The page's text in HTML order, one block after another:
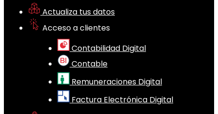
Actualiza tus datos
Acceso a clientes
Contabilidad Digital
Contable
Remuneraciones Digital
Factura Electrónica Digital